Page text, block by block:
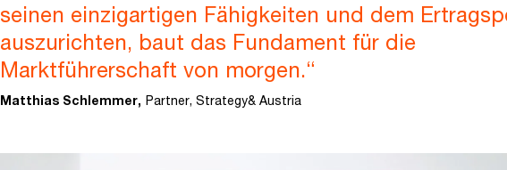
seinen einzigartigen Fähigkeiten und dem
auszurichten, baut das Fundament für die
Marktführerschaft von morgen.“
Matthias Schlemmer, Partner, Strategy& Austria